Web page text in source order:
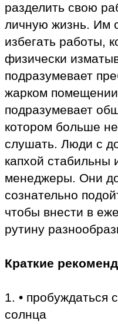
разделить свою
личную жизнь. Им
избегать работы,
физически
подразумевает
жарком
подразумевает
котором больше
слушать. Люди с
капхой стабильны
менеджеры. Они
сознательно
чтобы внести в
рутину
Краткие
1. • пробуждаться
солнца